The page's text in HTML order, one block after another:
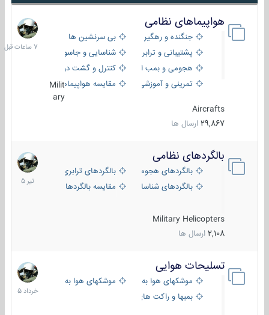
هواپیماهای نظامی
جنگنده و رهگیر
بی سرنشین ها
پشتیبانی و ترابری
شناسایی و جاسوسی
هجومی و بمب افکن
کنترل و گشت دریایی
تمرینی و آموزشی
مقایسه هواپیماهاMilit
ary
Aircrafts
29,867 ارسال ها
7
ساعات
قبل
بالگردهای نظامی
بالگردهای هجومی
بالگردهای ترابری
بالگردهای شناسایی
مقایسه بالگردها
Military Helicopters
2,108 ارسال ها
22
تیر
1405
تسلیحات هوایی
موشکهای هوا به هوا
موشکهای هوا به سطح
بمبها و راکت های هوایی
30
خرداد
1405